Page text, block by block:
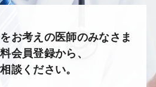
お考えの医師のみなさま
会員登録から、
談ください。